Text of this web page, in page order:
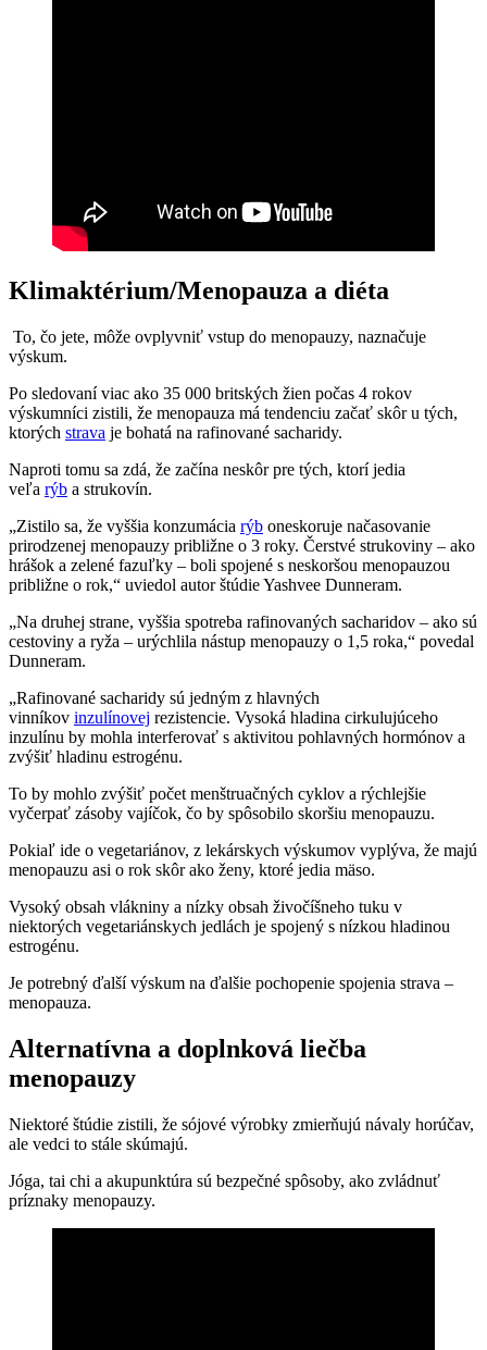
Klimaktérium/Menopauza a diéta
To, čo jete, môže ovplyvniť vstup do menopauzy, naznačuje
výskum.
Po sledovaní viac ako 35 000 britských žien počas 4 rokov
výskumníci zistili, že menopauza má tendenciu začať skôr u tých,
ktorých strava je bohatá na rafinované sacharidy.
Naproti tomu sa zdá, že začína neskôr pre tých, ktorí jedia
veľa rýb a strukovín.
„Zistilo sa, že vyššia konzumácia rýb oneskoruje načasovanie
prirodzenej menopauzy približne o 3 roky. Čerstvé strukoviny – ako
hrášok a zelené fazuľky – boli spojené s neskoršou menopauzou
približne o rok,“ uviedol autor štúdie Yashvee Dunneram.
„Na druhej strane, vyššia spotreba rafinovaných sacharidov – ako sú
cestoviny a ryža – urýchlila nástup menopauzy o 1,5 roka,“ povedal
Dunneram.
„Rafinované sacharidy sú jedným z hlavných
vinníkov inzulínovej rezistencie. Vysoká hladina cirkulujúceho
inzulínu by mohla interferovať s aktivitou pohlavných hormónov a
zvýšiť hladinu estrogénu.
To by mohlo zvýšiť počet menštruačných cyklov a rýchlejšie
vyčerpať zásoby vajíčok, čo by spôsobilo skoršiu menopauzu.
Pokiaľ ide o vegetariánov, z lekárskych výskumov vyplýva, že majú
menopauzu asi o rok skôr ako ženy, ktoré jedia mäso.
Vysoký obsah vlákniny a nízky obsah živočíšneho tuku v
niektorých vegetariánskych jedlách je spojený s nízkou hladinou
estrogénu.
Je potrebný ďalší výskum na ďalšie pochopenie spojenia strava –
menopauza.
Alternatívna a doplnková liečba
menopauzy
Niektoré štúdie zistili, že sójové výrobky zmierňujú návaly horúčav,
ale vedci to stále skúmajú.
Jóga, tai chi a akupunktúra sú bezpečné spôsoby, ako zvládnuť
príznaky menopauzy.